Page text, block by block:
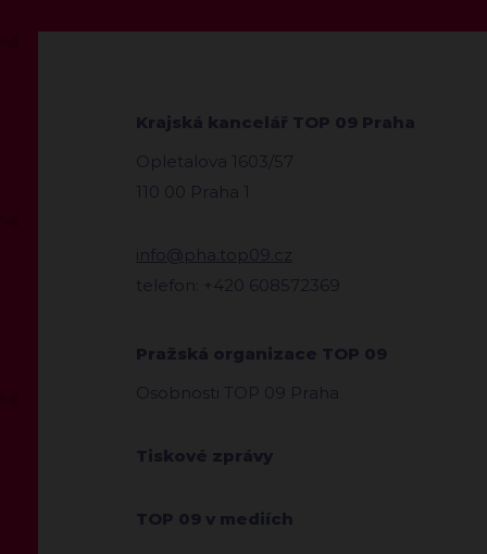
Krajská kancelář TOP 09 Praha
Opletalova 1603/57
110 00 Praha 1
info@pha.top09.cz
telefon: +420 608572369
Pražská organizace TOP 09
Osobnosti TOP 09 Praha
Tiskové zprávy
TOP 09 v mediích